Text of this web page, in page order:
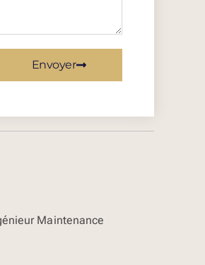
Envoyer
Maintenance